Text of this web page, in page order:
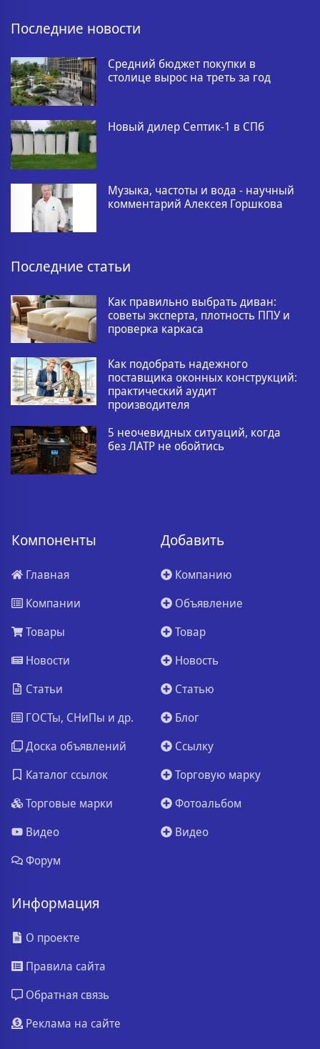
Последние новости
Средний бюджет покупки в
столице вырос на треть за год
Новый дилер Септик-1 в СПб
Музыка, частоты и вода - научный
комментарий Алексея Горшкова
Последние статьи
Как правильно выбрать диван:
советы эксперта, плотность ППУ и
проверка каркаса
Как подобрать надежного
поставщика оконных конструкций:
практический аудит
производителя
5 неочевидных ситуаций, когда
без ЛАТР не обойтись
Компоненты
Главная
Компании
Товары
Новости
Статьи
ГОСТы, СНиПы и др.
Доска объявлений
Каталог ссылок
Торговые марки
Видео
Форум
Добавить
Компанию
Объявление
Товар
Новость
Статью
Блог
Ссылку
Торговую марку
Фотоальбом
Видео
Информация
О проекте
Правила сайта
Обратная связь
Реклама на сайте